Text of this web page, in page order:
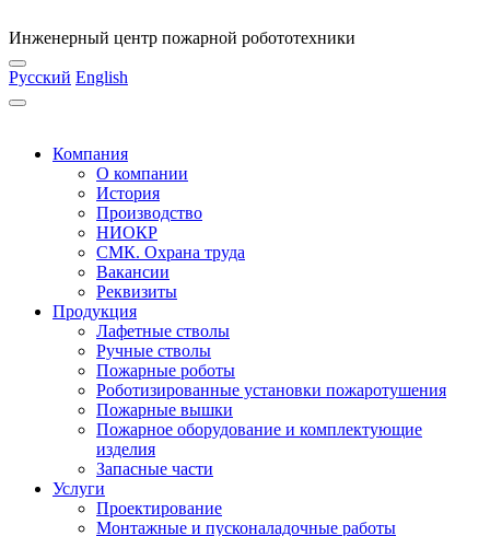
Инженерный центр пожарной робототехники
Русский English
Компания
О компании
История
Производство
НИОКР
СМК. Охрана труда
Вакансии
Реквизиты
Продукция
Лафетные стволы
Ручные стволы
Пожарные роботы
Роботизированные установки пожаротушения
Пожарные вышки
Пожарное оборудование и комплектующие
изделия
Запасные части
Услуги
Проектирование
Монтажные и пусконаладочные работы